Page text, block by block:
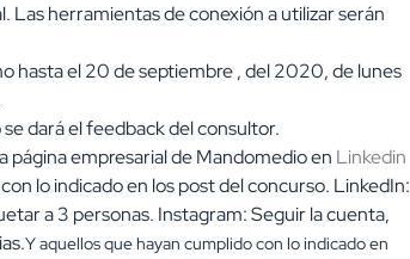
Las herramientas de conexión a utilizar serán
hasta el 20 de septiembre , del 2020, de lunes
dará el feedback del consultor.
página empresarial de Mandomedio en Linkedin
lo indicado en los post del concurso. LinkedIn:
a 3 personas. Instagram: Seguir la cuenta,
Y aquellos que hayan cumplido con lo indicado en